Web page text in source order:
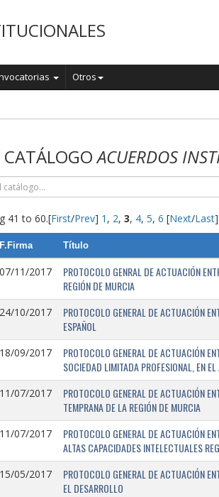
Otros
CATÁLOGOACUERDOS
41 to 60.[First/Prev] 1 , 2, 3, 4, 5, 6 [Next/Last]
F.Firma Título
07/11/2017
PROTOCOLO GENRAL DE ACTUACIÓN
REGIÓN DE MURCIA
24/10/2017
PROTOCOLO GENERAL DE ACTUACIÓN
ESPAÑOL
18/09/2017
PROTOCOLO GENERAL DE ACTUACIÓN
SOCIEDAD LIMITADA PROFESIONAL, EN
11/07/2017
PROTOCOLO GENERAL DE ACTUACIÓN
TEMPRANA DE LA REGIÓN DE MURCIA
11/07/2017
PROTOCOLO GENERAL DE ACTUACIÓN
ALTAS CAPACIDADES INTELECTUALES
15/05/2017
PROTOCOLO GENERAL DE ACTUACIÓN
EL DESARROLLO